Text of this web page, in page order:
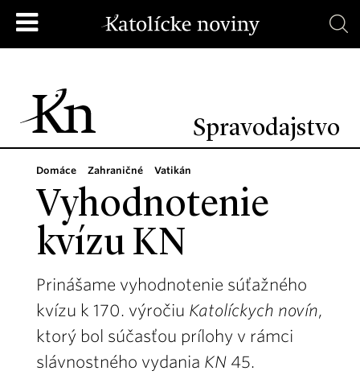
Spravodajstvo
Domáce Zahraničné Vatikán
Vyhodnotenie
kvízu KN
Prinášame vyhodnotenie súťažného
kvízu k 170. výročiu Katolíckych novín,
ktorý bol súčasťou prílohy v rámci
slávnostného vydania KN 45.